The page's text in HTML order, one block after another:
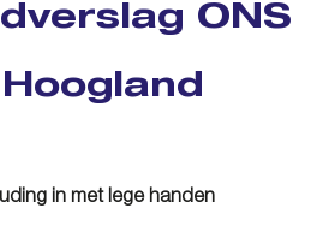
ONS
in met lege handen